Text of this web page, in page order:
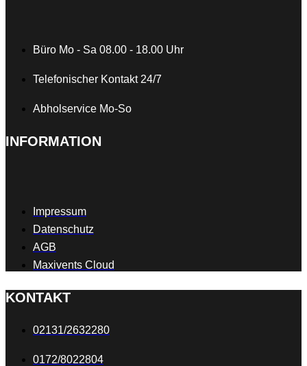
Büro Mo - Sa 08.00 - 18.00 Uhr
Telefonischer Kontakt 24/7
Abholservice Mo-So
INFORMATION
Impressum
Datenschutz
AGB
Maxivents Cloud
KONTAKT
02131/2632280
0172/8022804